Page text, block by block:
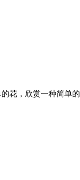
花，欣赏一种简单